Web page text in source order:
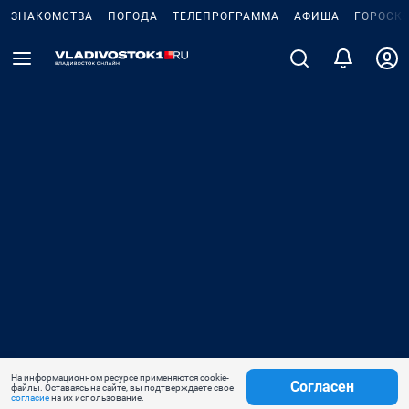
ЗНАКОМСТВА ПОГОДА ТЕЛЕПРОГРАММА АФИША
На информационном ресурсе применяются cookie-
файлы. Оставаясь на сайте, вы подтверждаете свое
согласиена их использование.
Согласен